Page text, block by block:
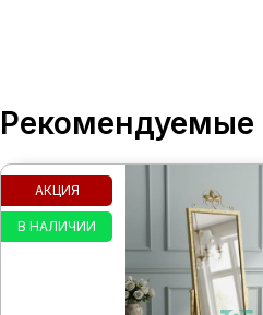
Рекомендуемые
АКЦИЯ
В НАЛИЧИИ